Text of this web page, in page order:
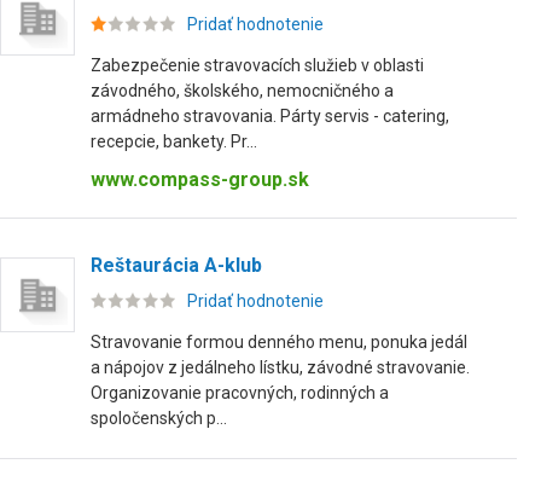
Pridať hodnotenie
Zabezpečenie stravovacích služieb v oblasti
závodného, školského, nemocničného a
armádneho stravovania. Párty servis - catering,
recepcie, bankety. Pr...
www.compass-group.sk
Reštaurácia A-klub
Pridať hodnotenie
Stravovanie formou denného menu, ponuka jedál
a nápojov z jedálneho lístku, závodné stravovanie.
Organizovanie pracovných, rodinných a
spoločenských p...